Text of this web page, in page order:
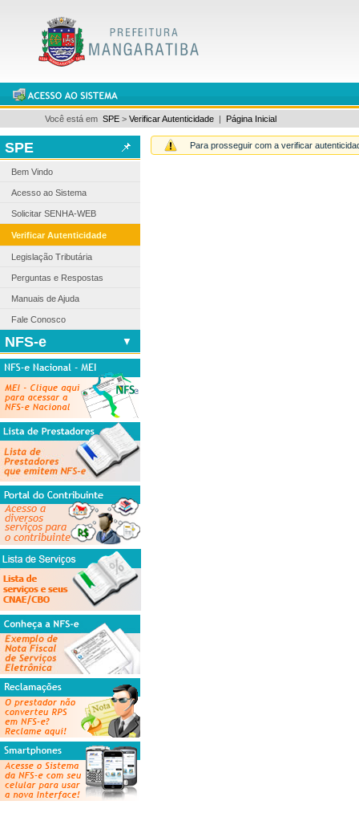
Você está em SPE > Verificar Autenticidade | Página Inicial
SPE
Bem Vindo
Acesso ao Sistema
Solicitar SENHA-WEB
Verificar Autenticidade
Legislação Tributária
Perguntas e Respostas
Manuais de Ajuda
Fale Conosco
NFS-e
Informações
Consulte seus Créditos
Verifique a Autenticidade
Consulta de RPS
Para prosseguir com a verificar